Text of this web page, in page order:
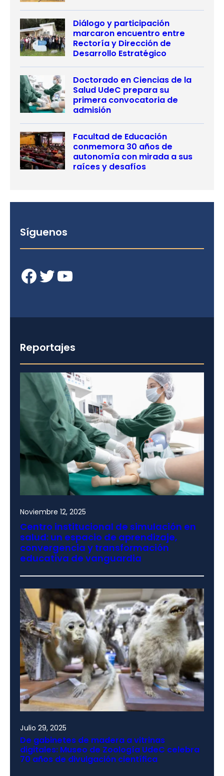
Diálogo y participación
marcaron encuentro entre
Rectoría y Dirección de
Desarrollo Estratégico
Doctorado en Ciencias de la
Salud UdeC prepara su
primera convocatoria de
admisión
Facultad de Educación
conmemora 30 años de
autonomía con mirada a sus
raíces y desafíos
Síguenos
Facebook Twitter YouTube
Reportajes
Noviembre 12, 2025
Centro institucional de simulación en
salud: un espacio de aprendizaje,
convergencia y transformación
educativa de vanguardia
Julio 29, 2025
De gabinetes de madera a vitrinas
digitales: Museo de Zoología UdeC celebra
70 años de divulgación científica